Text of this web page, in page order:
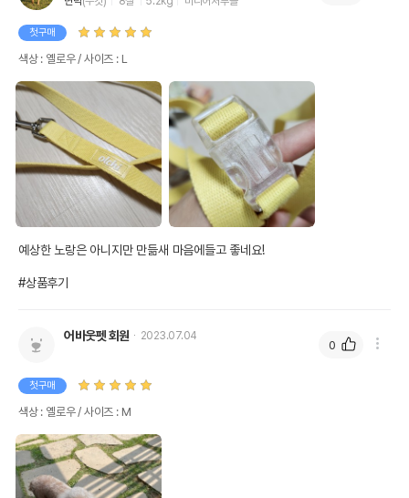
첫구매
색상 : 옐로우 / 사이즈 : L
예상한 노랑은 아니지만 만듦새 마음에들고 좋네요!
#상품후기
어바웃펫 회원 2023.07.04
첫구매
색상 : 옐로우 / 사이즈 : M
0